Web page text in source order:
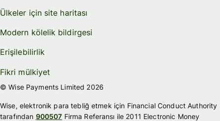
Ülkeler için site haritası
Modern kölelik bildirgesi
Erişilebilirlik
Fikri mülkiyet
© Wise Payments Limited 2026
Wise, elektronik para tebliğ etmek için Financial Conduct Authority
tarafından 900507 Firma Referansı ile 2011 Electronic Money